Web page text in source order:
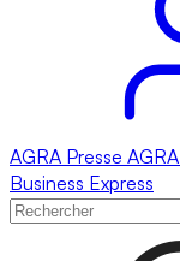
AGRA Presse AGRA
Business Express